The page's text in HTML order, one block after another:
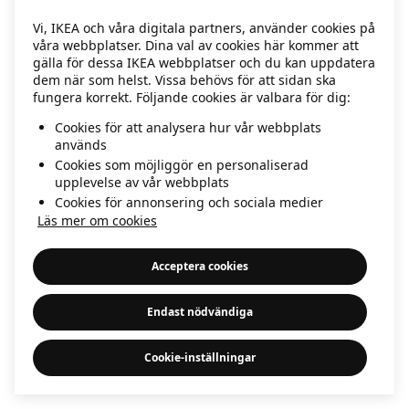
information)
Vi, IKEA och våra digitala partners, använder cookies på
våra webbplatser. Dina val av cookies här kommer att
gälla för dessa IKEA webbplatser och du kan uppdatera
dem när som helst. Vissa behövs för att sidan ska
fungera korrekt. Följande cookies är valbara för dig:
Cookies för att analysera hur vår webbplats
används
Cookies som möjliggör en personaliserad
upplevelse av vår webbplats
Cookies för annonsering och sociala medier
Läs mer om cookies
Acceptera cookies
Endast nödvändiga
Cookie-inställningar